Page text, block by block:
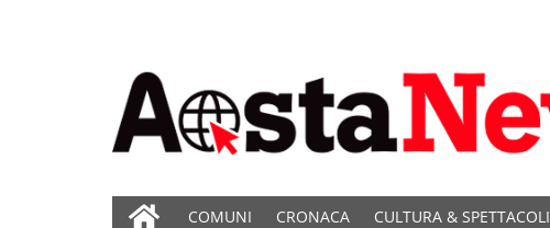
COMUNI CRONACA CULTURA & SPETTACOLI